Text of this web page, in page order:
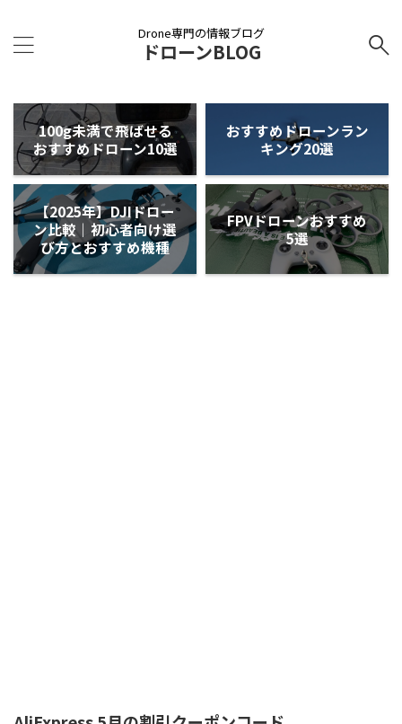
Drone専門の情報ブログ
ドローンBLOG
100g未満で飛ばせる
おすすめドローン10選
おすすめドローンラン
キング20選
【2025年】DJIドロー
ン比較｜初心者向け選
び方とおすすめ機種
FPVドローンおすすめ
5選